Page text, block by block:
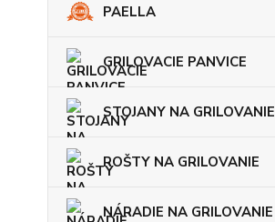
PAELLA
GRILOVACIE PANVICE
STOJANY NA GRILOVANIE
ROŠTY NA GRILOVANIE
NÁRADIE NA GRILOVANIE